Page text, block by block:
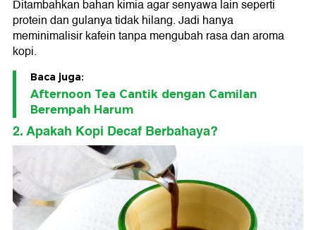
Ditambahkan bahan kimia agar senyawa lain seperti
protein dan gulanya tidak hilang. Jadi hanya
meminimalisir kafein tanpa mengubah rasa dan aroma
kopi.
Baca juga:
Afternoon Tea Cantik dengan Camilan
Berempah Harum
2. Apakah Kopi Decaf Berbahaya?